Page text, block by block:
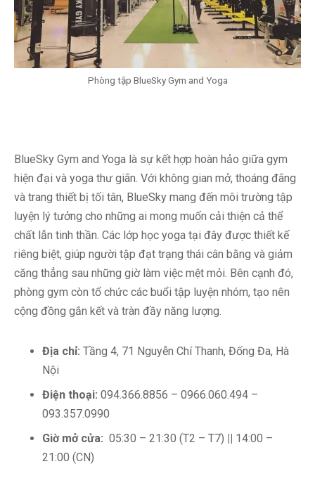
Phòng tập BlueSky Gym and Yoga
BlueSky Gym and Yoga là sự kết hợp hoàn hảo giữa gym
hiện đại và yoga thư giãn. Với không gian mở, thoáng đãng
và trang thiết bị tối tân, BlueSky mang đến môi trường tập
luyện lý tưởng cho những ai mong muốn cải thiện cả thể
chất lẫn tinh thần. Các lớp học yoga tại đây được thiết kế
riêng biệt, giúp người tập đạt trạng thái cân bằng và giảm
căng thẳng sau những giờ làm việc mệt mỏi. Bên cạnh đó,
phòng gym còn tổ chức các buổi tập luyện nhóm, tạo nên
cộng đồng gắn kết và tràn đầy năng lượng.
Địa chỉ: Tầng 4, 71 Nguyễn Chí Thanh, Đống Đa, Hà
Nội
Điện thoại: 094.366.8856 – 0966.060.494 –
093.357.0990
Giờ mở cửa: 05:30 – 21:30 (T2 – T7)
14:00 –
21:00 (CN)